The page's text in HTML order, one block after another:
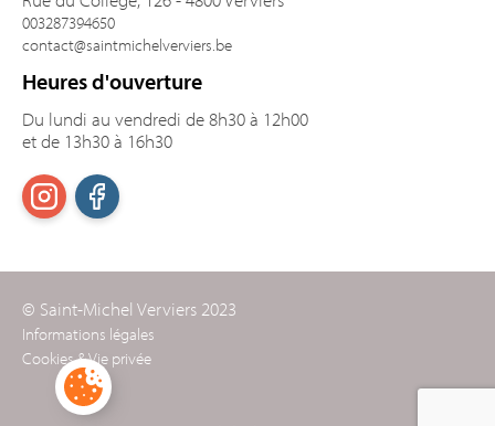
003287394650
contact@saintmichelverviers.be
Heures d'ouverture
Du lundi au vendredi de 8h30 à 12h00
et de 13h30 à 16h30
© Saint-Michel Verviers 2023
Informations légales
Cookies & Vie privée